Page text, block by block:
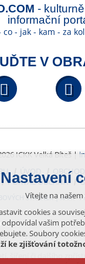
-
informační
co - jak - kam - za
V
Facebook
ICKK Velká Bíteš |
ÚVOD
PORTÁL OBČANA
je chráněn
Jakékoliv užití článků
Nastavení
Vítejte na
cookies a
vašim
Soubory
ke zjišťování